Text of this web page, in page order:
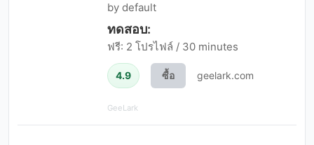
by default
ทดสอบ:
ฟรี: 2 โปรไฟล์ / 30 minutes
4.9 ซื้อ geelark.com
GeeLark